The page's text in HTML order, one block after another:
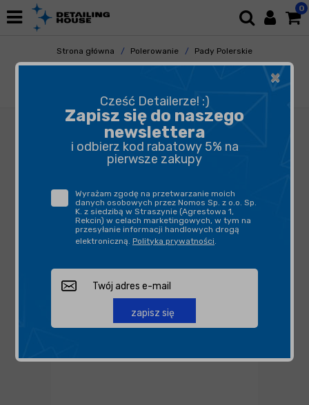
0
Strona główna Polerowanie
Pady Polerskie
Pady Mikrofibrowe
×
Cześć Detailerze! :)
Zapisz się do naszego
newslettera
i odbierz kod rabatowy 5% na
pierwsze zakupy
Wyrażam zgodę na przetwarzanie moich
danych osobowych przez Nomos Sp. z o.o. Sp.
K. z siedzibą w Straszynie (Agrestowa 1,
Rekcin) w celach marketingowych, w tym na
przesyłanie informacji handlowych drogą
elektroniczną. Polityka prywatności.
zapisz się